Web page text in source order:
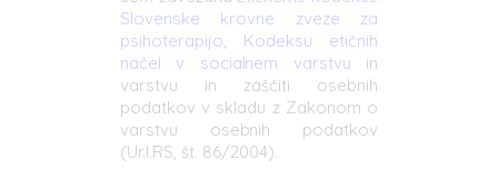
Slovenske krovne zveze za
psihoterapijo, Kodeksu etičnih
načel v socialnem varstvu in
varstvu in zaščiti osebnih
podatkov v skladu z Zakonom o
varstvu osebnih podatkov
(Ur.l.RS, št. 86/2004).